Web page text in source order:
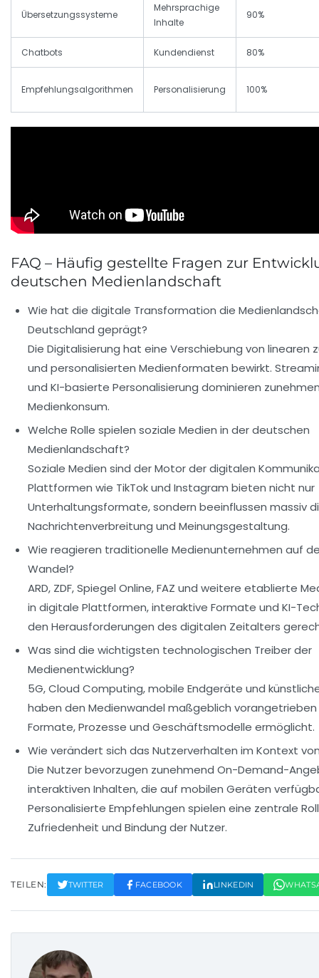
Übersetzungssysteme
Mehrsprachige
Inhalte
90%
Chatbots Kundendienst 80%
Empfehlungsalgorithmen Personalisierung 100%
FAQ – Häufig gestellte Fragen zur
deutschen Medienlandschaft
Wie hat die digitale Transformation die
Deutschland geprägt?
Die Digitalisierung hat eine Verschiebung von linearen
und personalisierten Medienformaten bewirkt.
und KI-basierte Personalisierung dominieren
Medienkonsum.
Welche Rolle spielen soziale Medien in der deutschen
Medienlandschaft?
Soziale Medien sind der Motor der digitalen
Plattformen wie TikTok und Instagram bieten nicht nur
Unterhaltungsformate, sondern beeinflussen massiv
Nachrichtenverbreitung und Meinungsgestaltung.
Wie reagieren traditionelle Medienunternehmen auf
Wandel?
ARD, ZDF, Spiegel Online, FAZ und weitere etablierte
in digitale Plattformen, interaktive Formate und KI-
den Herausforderungen des digitalen Zeitalters
Was sind die wichtigsten technologischen Treiber der
Medienentwicklung?
5G, Cloud Computing, mobile Endgeräte und
haben den Medienwandel maßgeblich
Formate, Prozesse und Geschäftsmodelle ermöglicht.
Wie verändert sich das Nutzerverhalten im Kontext
Die Nutzer bevorzugen zunehmend On-Demand-
interaktiven Inhalten, die auf mobilen Geräten
Personalisierte Empfehlungen spielen eine zentrale
Zufriedenheit und Bindung der Nutzer.
TEILEN: TWITTER FACEBOOK LINKEDIN